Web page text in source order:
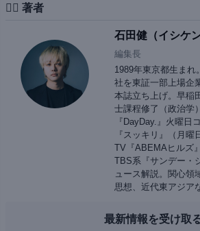
✍🏻 著者
石田健（イシケン
編集長
1989年東京都生まれ
社を東証一部上場企
本誌立ち上げ。早稲
士課程修了（政治学
『DayDay.』火曜日
『スッキリ』（月曜
TV『ABEMAヒルズ
TBS系『サンデー・
ュース解説。関心領
思想、近代東アジア
最新情報を受け取